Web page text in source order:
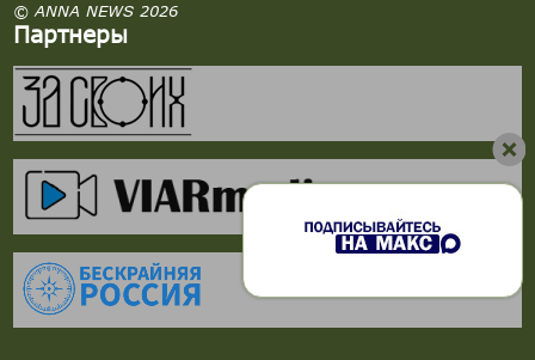
© ANNA NEWS 2026
Партнеры